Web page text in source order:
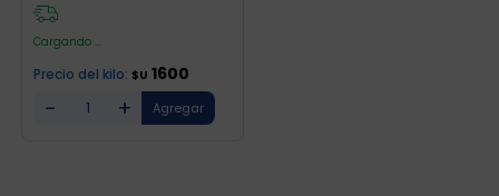
Precio del kilo: $U 1600
Cargando ...
- +